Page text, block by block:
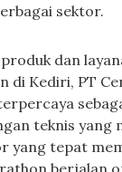
sektor.
dan
di Kediri, PT
teknis yang
yang tepat